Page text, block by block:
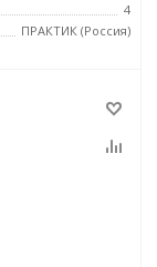
4
ПРАКТИК (Россия)